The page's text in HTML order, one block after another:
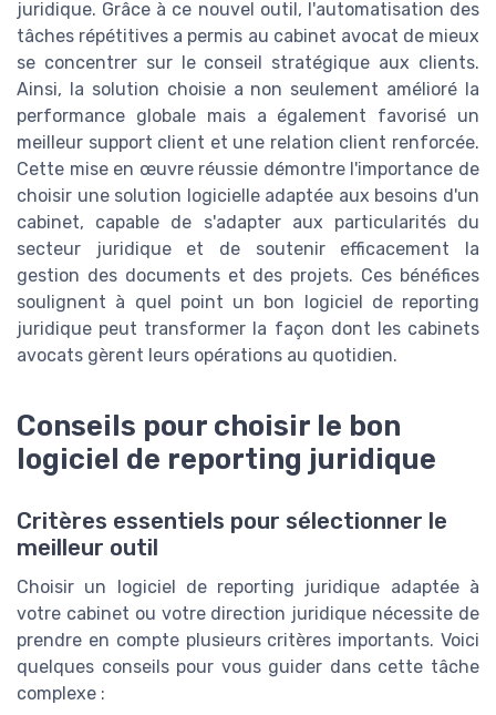
juridique. Grâce à ce nouvel outil, l'automatisation des
tâches répétitives a permis au cabinet avocat de mieux
se concentrer sur le conseil stratégique aux clients.
Ainsi, la solution choisie a non seulement amélioré la
performance globale mais a également favorisé un
meilleur support client et une relation client renforcée.
Cette mise en œuvre réussie démontre l'importance de
choisir une solution logicielle adaptée aux besoins d'un
cabinet, capable de s'adapter aux particularités du
secteur juridique et de soutenir efficacement la
gestion des documents et des projets. Ces bénéfices
soulignent à quel point un bon logiciel de reporting
juridique peut transformer la façon dont les cabinets
avocats gèrent leurs opérations au quotidien.
Conseils pour choisir le bon
logiciel de reporting juridique
Critères essentiels pour sélectionner le
meilleur outil
Choisir un logiciel de reporting juridique adaptée à
votre cabinet ou votre direction juridique nécessite de
prendre en compte plusieurs critères importants. Voici
quelques conseils pour vous guider dans cette tâche
complexe :